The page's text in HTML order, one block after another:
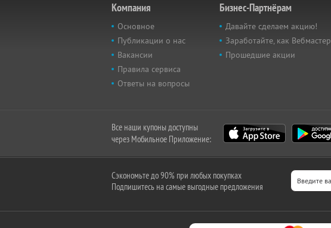
Компания
Основное
Публикации о нас
Вакансии
Правила сервиса
Ответы на вопросы
Бизнес-Партнёрам
Давайте сделаем акцию!
Заработайте, как Вебмастер
Прошедшие акции
Все наши купоны доступны
через Мобильное Приложение:
Сэкономьте до 90% при любых покупках
Подпишитесь на самые выгодные предложения